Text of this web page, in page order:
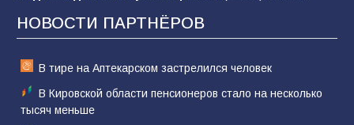
воспитанники спасали Нептуна
74 01.08.2026
НОВОСТИ ПАРТНЁРОВ
В тире на Аптекарском застрелился человек
В Кировской области пенсионеров стало на несколько
тысяч меньше